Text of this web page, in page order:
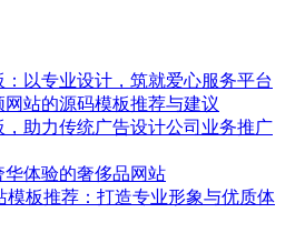
：以专业设计，筑就爱心服务平台
站的源码模板推荐与建议
，助力传统广告设计公司业务推广
体验的奢侈品网站
模板推荐：打造专业形象与优质体